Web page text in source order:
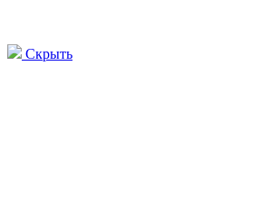
Скрыть